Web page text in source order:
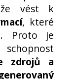
vést k
, které
Proto je
zdrojů a